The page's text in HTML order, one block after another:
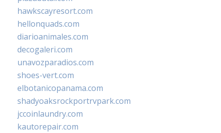
hawkscayresort.com
hellonquads.com
diarioanimales.com
decogaleri.com
unavozparadios.com
shoes-vert.com
elbotanicopanama.com
shadyoaksrockportrvpark.com
jccoinlaundry.com
kautorepair.com